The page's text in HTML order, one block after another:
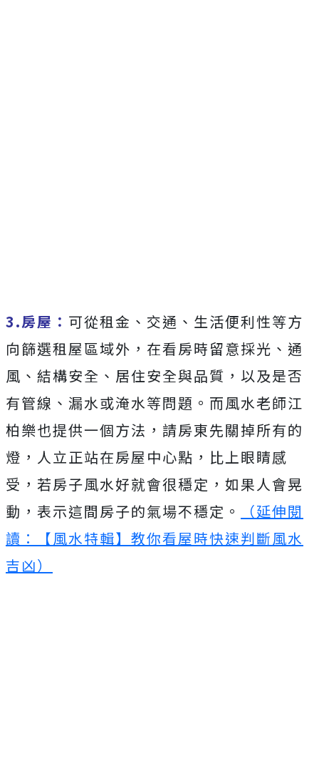
3.房屋： 可從租金、交通、生活便利性等方
向篩選租屋區域外，在看房時留意採光、通
風、結構安全、居住安全與品質，以及是否
有管線、漏水或淹水等問題。而風水老師江
柏樂也提供一個方法，請房東先關掉所有的
燈，人立正站在房屋中心點，比上眼睛感
受，若房子風水好就會很穩定，如果人會晃
動，表示這間房子的氣場不穩定。
（延伸閱
讀：【風水特輯】教你看屋時快速判斷風水
吉凶）